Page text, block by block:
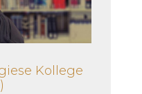
Kollege